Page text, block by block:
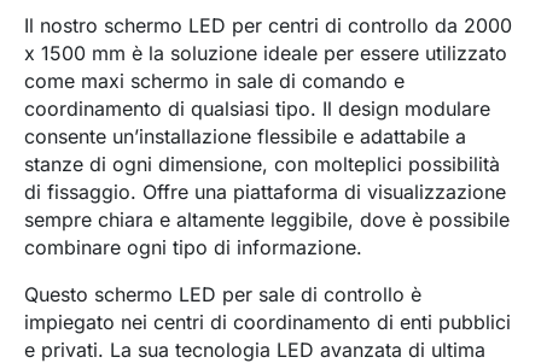
Il nostro schermo LED per centri di controllo da 2000
x 1500 mm è la soluzione ideale per essere utilizzato
come maxi schermo in sale di comando e
coordinamento di qualsiasi tipo. Il design modulare
consente un’installazione flessibile e adattabile a
stanze di ogni dimensione, con molteplici possibilità
di fissaggio. Offre una piattaforma di visualizzazione
sempre chiara e altamente leggibile, dove è possibile
combinare ogni tipo di informazione.
Questo schermo LED per sale di controllo è
impiegato nei centri di coordinamento di enti pubblici
e privati. La sua tecnologia LED avanzata di ultima